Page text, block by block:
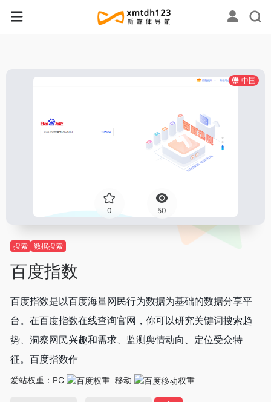
中国
0 50
搜索 数据搜索
百度指数
百度指数是以百度海量网民行为数据为基础的数据分享平
台。在百度指数在线查询官网，你可以研究关键词搜索趋
势、洞察网民兴趣和需求、监测舆情动向、定位受众特
征。百度指数作
爱站权重： PC 移动